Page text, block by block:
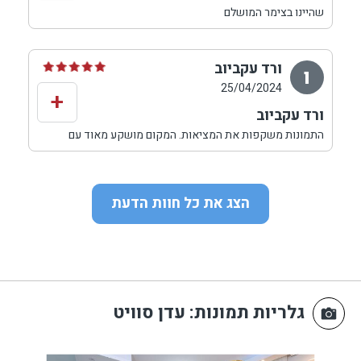
למרדכי הבעלים על האירוח הנפלא והדאגה לכל הצרכים שלנו,
בטוח שאחזור לשם ואמליץ בחום ובאהבה
שהיינו בצימר המושלם
חמישי שישי שבת
ונהננו מכל רגע!
מהבריכה המושקעת!
מהחצר המטופחת!
משפע הספרים לילדים
הצימר מאובזר עד לפרטים הקטנים!!
מהשרות המלא! של יצחק שעזר בכול פניה ובקשה!
תודה רבה
ו ורד עקביוב
25/04/2024
ורד עקביוב
התמונות משקפות את המציאות. המקום מושקע מאוד עם
חשיבה על כל דבר ודבר. רמה גבוהה באמת. לא היה חסר דבר,
תודה על חופשה מושלמת.
+
הצג את כל חוות הדעת
גלריות תמונות: עדן סוויט